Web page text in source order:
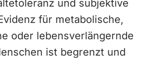
und subjektive
für metabolische,
oder lebensverlängernde
ist begrenzt und